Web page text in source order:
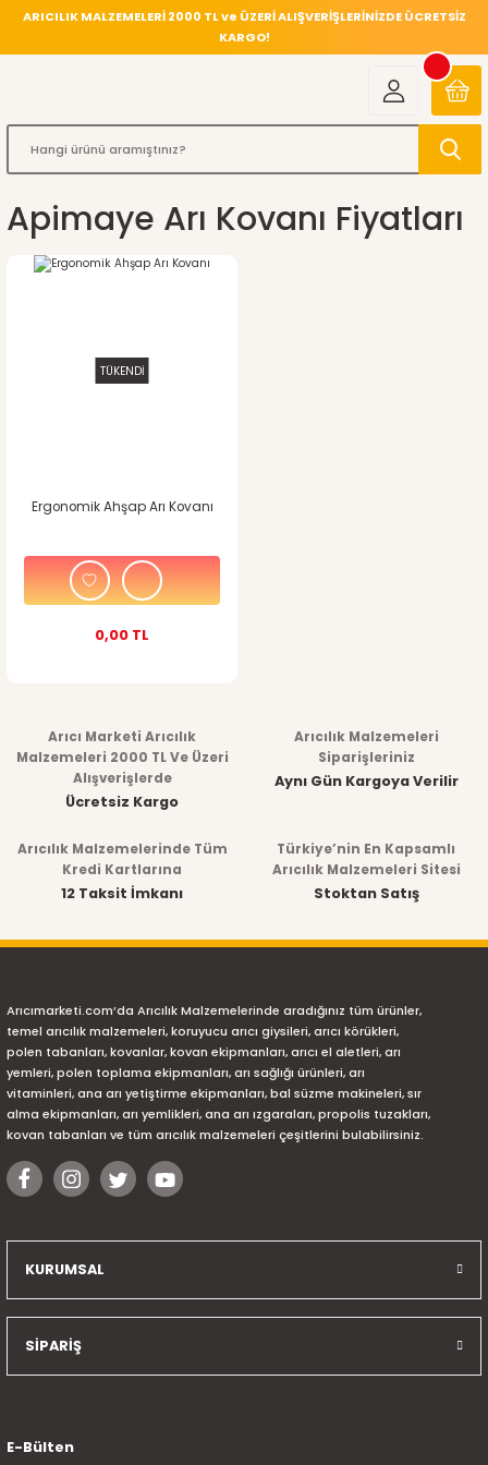
ARICILIK MALZEMELERİ 2000 TL ve ÜZERİ ALIŞVERİŞLERİNİZDE ÜCRETSİZ
KARGO!
Apimaye Arı Kovanı Fiyatları
TÜKENDİ
Ergonomik Ahşap Arı Kovanı
0,00 TL
Arıcı Marketi Arıcılık
Malzemeleri 2000 TL Ve Üzeri
Alışverişlerde
Ücretsiz Kargo
Arıcılık Malzemeleri
Siparişleriniz
Aynı Gün Kargoya Verilir
Arıcılık Malzemelerinde Tüm
Kredi Kartlarına
12 Taksit İmkanı
Türkiye’nin En Kapsamlı
Arıcılık Malzemeleri Sitesi
Stoktan Satış
Arıcımarketi.com’da Arıcılık Malzemelerinde aradığınız tüm ürünler,
temel arıcılık malzemeleri, koruyucu arıcı giysileri, arıcı körükleri,
polen tabanları, kovanlar, kovan ekipmanları, arıcı el aletleri, arı
yemleri, polen toplama ekipmanları, arı sağlığı ürünleri, arı
vitaminleri, ana arı yetiştirme ekipmanları, bal süzme makineleri, sır
alma ekipmanları, arı yemlikleri, ana arı ızgaraları, propolis tuzakları,
kovan tabanları ve tüm arıcılık malzemeleri çeşitlerini bulabilirsiniz.
KURUMSAL
SİPARİŞ
E-Bülten